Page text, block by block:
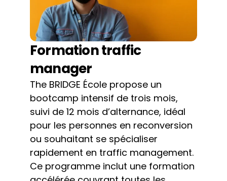
Formation traffic
manager
The BRIDGE École propose un
bootcamp intensif de trois mois,
suivi de 12 mois d’alternance, idéal
pour les personnes en reconversion
ou souhaitant se spécialiser
rapidement en traffic management.
Ce programme inclut une formation